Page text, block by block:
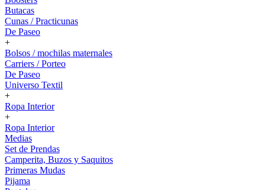
Butacas
Cunas / Practicunas
De Paseo
+
Bolsos / mochilas maternales
Carriers / Porteo
De Paseo
Universo Textil
+
Ropa Interior
+
Ropa Interior
Medias
Set de Prendas
Camperita, Buzos y Saquitos
Primeras Mudas
Pijama